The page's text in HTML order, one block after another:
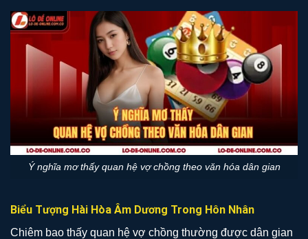
Ý nghĩa mơ thấy quan hệ vợ chồng theo văn hóa dân gian
Biểu Tượng Hài Hòa Âm Dương Trong Hôn Nhân
Chiêm bao thấy quan hệ vợ chồng thường được dân gian